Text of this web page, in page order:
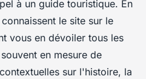
à un guide touristique. En
le site sur le
vous en dévoiler tous les
en mesure de
sur l'histoire, la